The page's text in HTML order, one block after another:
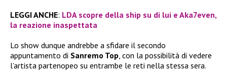
LEGGI ANCHE: LDA scopre della ship su di lui e Aka7even,
la reazione inaspettata
Lo show dunque andrebbe a sfidare il secondo
appuntamento di Sanremo Top , con la possibilità di vedere
l’artista partenopeo su entrambe le reti nella stessa sera.